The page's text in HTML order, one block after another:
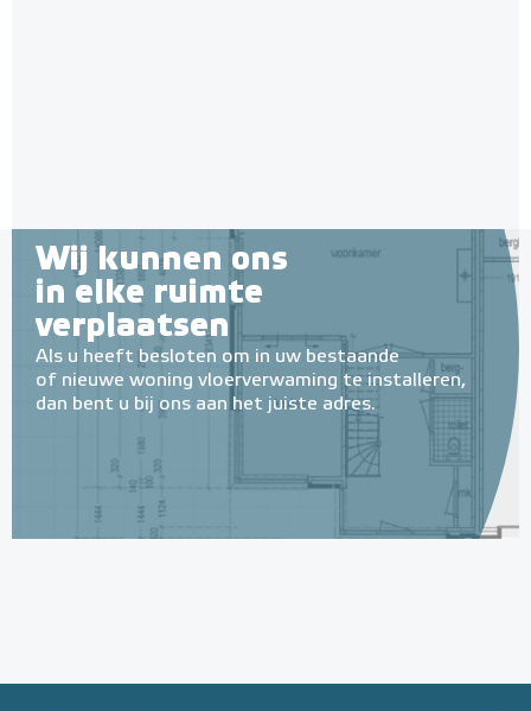
Wij kunnen ons
in elke ruimte
verplaatsen
Als u heeft besloten om in uw bestaande
of nieuwe woning vloerverwaming te installeren,
dan bent u bij ons aan het juiste adres.